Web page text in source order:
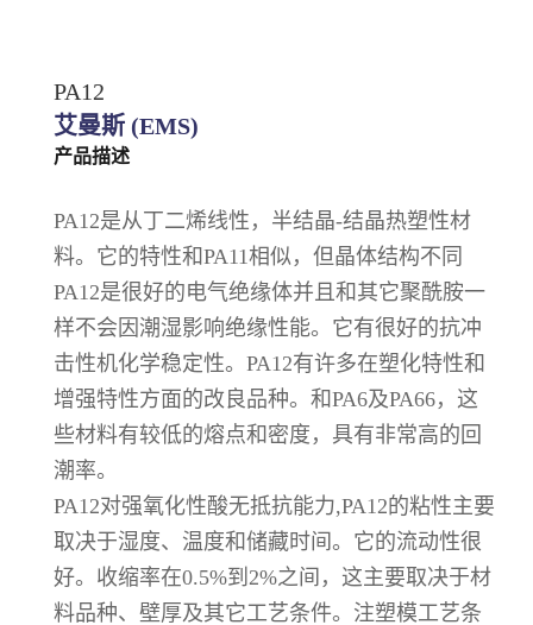
PA12
艾曼斯 (EMS)
产品描述
PA12是从丁二烯线性，半结晶-结晶热塑性材
料。它的特性和PA11相似，但晶体结构不同
PA12是很好的电气绝缘体并且和其它聚酰胺一
样不会因潮湿影响绝缘性能。它有很好的抗冲
击性机化学稳定性。PA12有许多在塑化特性和
增强特性方面的改良品种。和PA6及PA66，这
些材料有较低的熔点和密度，具有非常高的回
潮率。
PA12对强氧化性酸无抵抗能力,PA12的粘性主要
取决于湿度、温度和储藏时间。它的流动性很
好。收缩率在0.5%到2%之间，这主要取决于材
料品种、壁厚及其它工艺条件。注塑模工艺条